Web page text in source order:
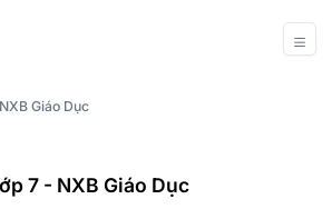
Giáo Dục
7 - NXB Giáo Dục